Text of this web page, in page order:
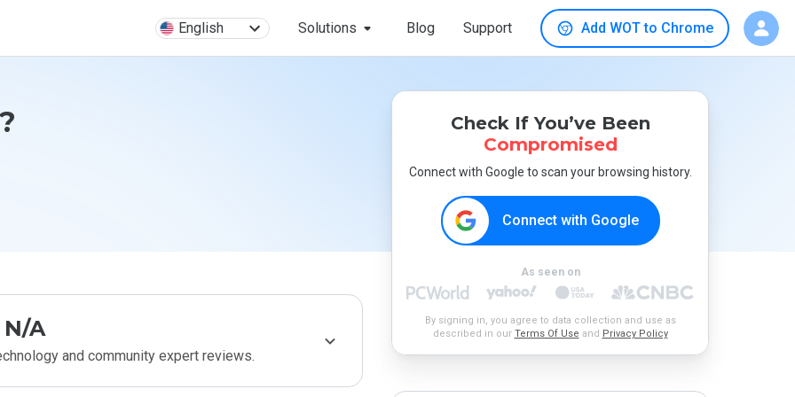
English Solutions Blog Support Add WOT to Chrome
N/A
and community expert reviews.
Check If You’ve Been
Compromised
Connect with Google to scan your browsing history.
Connect with Google
As seen on
By signing in, you agree to data collection and use as
described in our Terms Of Use and Privacy Policy